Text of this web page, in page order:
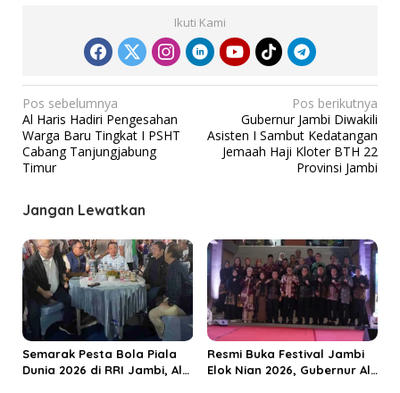
Ikuti Kami
N
a
v
i
g
s
i
p
o
s
Pos sebelumnya
Al Haris Hadiri Pengesahan
Warga Baru Tingkat I PSHT
Cabang Tanjungjabung
Timur
Pos berikutnya
Gubernur Jambi Diwakili
Asisten I Sambut Kedatangan
Jemaah Haji Kloter BTH 22
Provinsi Jambi
Jangan Lewatkan
Semarak Pesta Bola Piala
Dunia 2026 di RRI Jambi, Al
Resmi Buka Festival Jambi
Elok Nian 2026, Gubernur Al